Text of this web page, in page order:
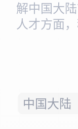
解中国大
人才方面
中国大陆